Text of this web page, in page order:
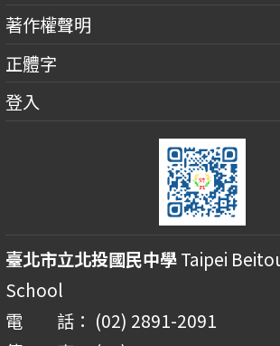
著作權聲明
正體字
登入
臺北市立北投國民中學Taipei
School
電 話： (02) 2891-2091